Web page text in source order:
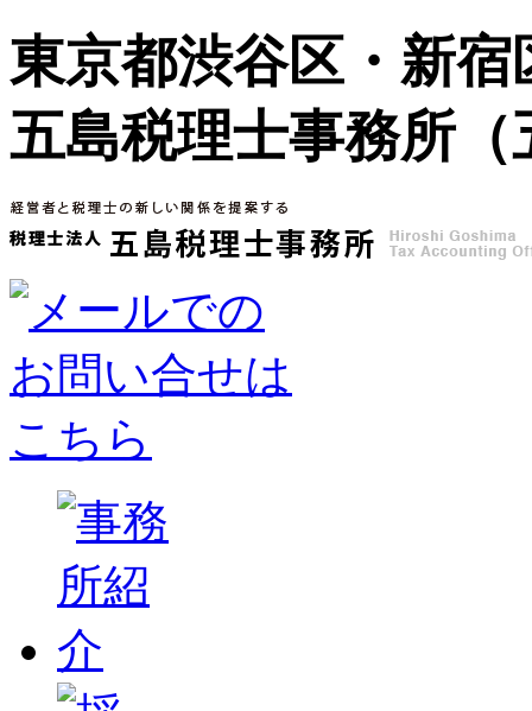
東京都渋谷区・新
五島税理士事務所